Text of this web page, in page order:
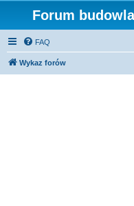
Forum
FAQ
Wykaz forów